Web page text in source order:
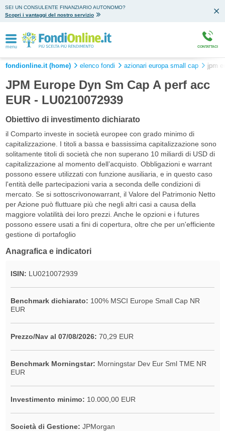
SEI UN CONSULENTE FINANZIARIO AUTONOMO?
Scopri i vantaggi del nostro servizio
menu CONTATTACI
fondionline.it (home) elenco fondi azionari europa small cap jpm
JPM Europe Dyn Sm Cap A perf acc
EUR - LU0210072939
Obiettivo di investimento dichiarato
il Comparto investe in società europee con grado minimo di
capitalizzazione. I titoli a bassa e bassissima capitalizzazione sono
solitamente titoli di società che non superano 10 miliardi di USD di
capitalizzazione al momento dell’acquisto. Obbligazioni e warrant
possono essere utilizzati con funzione ausiliaria, e in questo caso
l'entità delle partecipazioni varia a seconda delle condizioni di
mercato. Se si sottoscrivonowarrant, il Valore del Patrimonio Netto
per Azione può fluttuare più che negli altri casi a causa della
maggiore volatilità dei loro prezzi. Anche le opzioni e i futures
possono essere usati a fini di copertura, oltre che per un'efficiente
gestione di portafoglio
Anagrafica e indicatori
ISIN: LU0210072939
Benchmark dichiarato: 100% MSCI Europe Small Cap NR
EUR
Prezzo/Nav al 07/08/2026: 70,29 EUR
Benchmark Morningstar: Morningstar Dev Eur Sml TME NR
EUR
Investimento minimo: 10.000,00 EUR
Società di Gestione: JPMorgan